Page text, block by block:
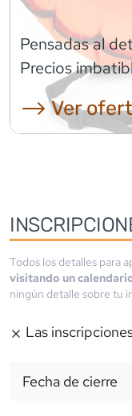
Pensadas al
Precios
⟶ Ver
Todos los detalles para
visitando un
ningún detalle sobre tu
Las
Fecha de cierre